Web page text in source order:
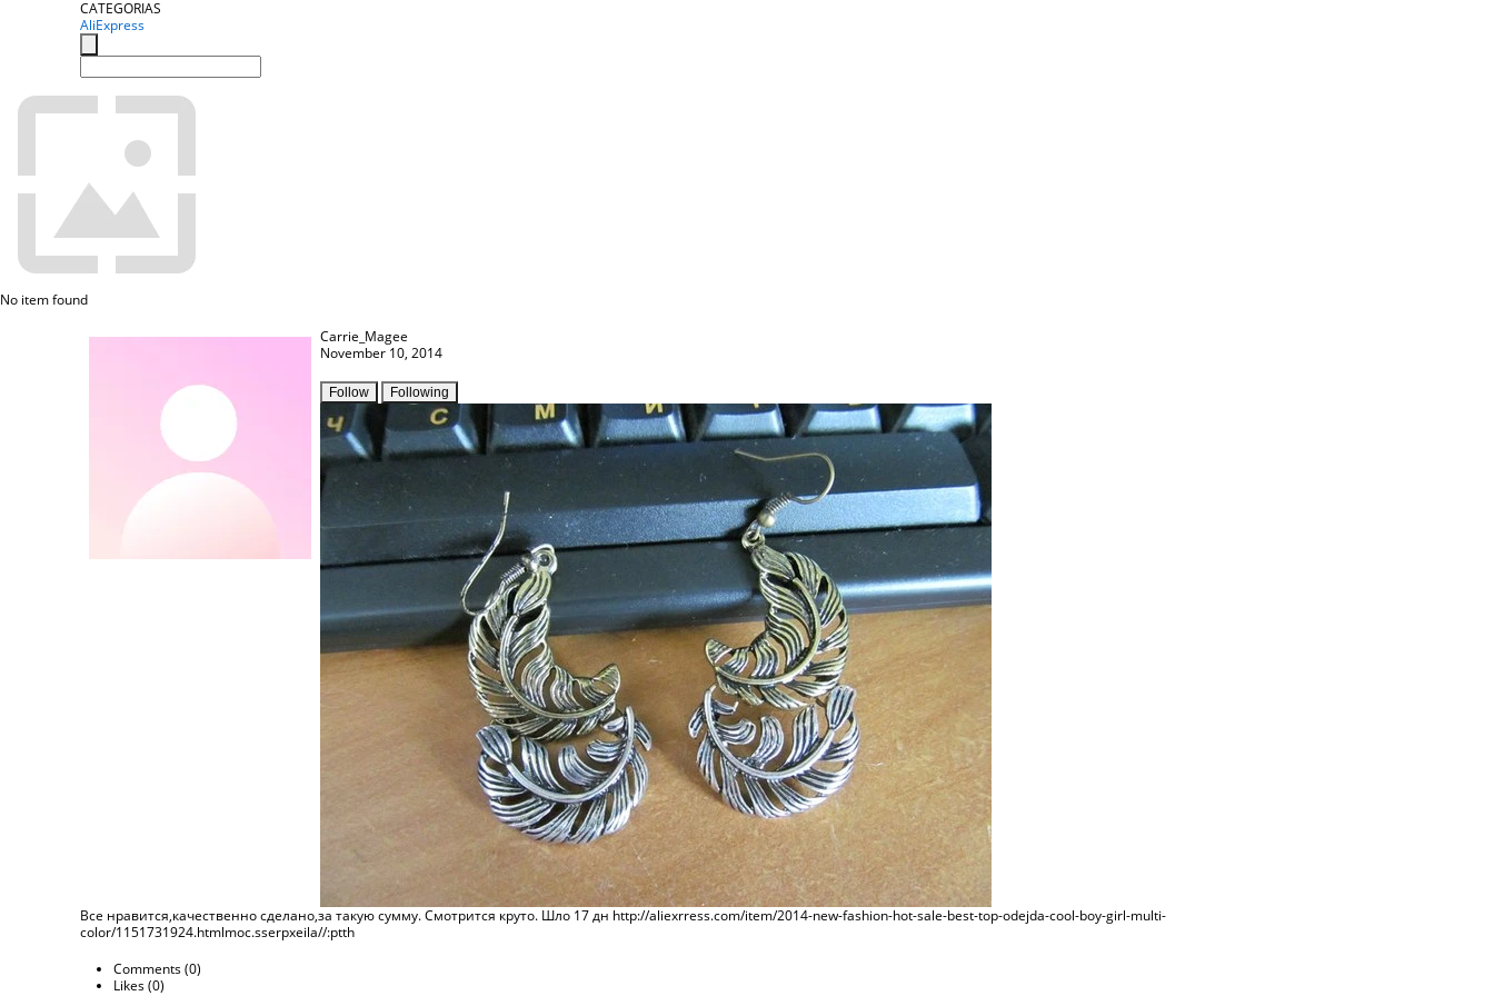
CATEGORIAS
AliExpress
No item found
Carrie_Magee
November 10, 2014
Follow Following
Все нравится,качественно сделано,за такую сумму. Смотрится круто. Шло 17 дн http://aliexrress.com/item/2014-new-fashion-hot-sale-best-top-odejda-cool-boy-girl-multi-
color/1151731924.html‮http://aliexpress.com
Comments (0)
Likes (0)